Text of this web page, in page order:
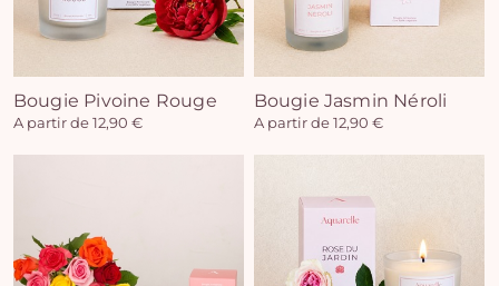
Bougie Pivoine Rouge
A partir de 12,90 €
Bougie Jasmin Néroli
A partir de 12,90 €